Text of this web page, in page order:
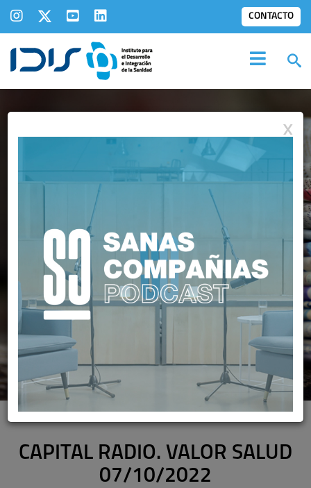
CONTACTO
IDIS EN LOSMEDIOS
CAPITAL RADIO. VALOR SALUD
07/10/2022
X